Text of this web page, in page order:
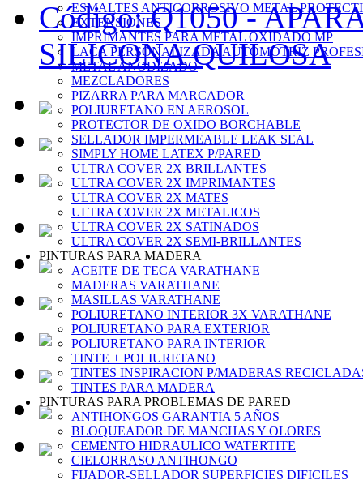
ESMALTES ANTICORROSIVO METAL
EXTENSIONES
IMPRIMANTES PARA METAL OXIDADO MP
LACA PERSONALIZADA AUTOMOTRIZ
METAL ANODIZADO
MEZCLADORES
PIZARRA PARA MARCADOR
POLIURETANO EN AEROSOL
PROTECTOR DE OXIDO BORCHABLE
SELLADOR IMPERMEABLE LEAK SEAL
SIMPLY HOME LATEX P/PARED
ULTRA COVER 2X BRILLANTES
ULTRA COVER 2X IMPRIMANTES
ULTRA COVER 2X MATES
ULTRA COVER 2X METALICOS
ULTRA COVER 2X SATINADOS
ULTRA COVER 2X SEMI-BRILLANTES
PINTURAS PARA MADERA
ACEITE DE TECA VARATHANE
MADERAS VARATHANE
MASILLAS VARATHANE
POLIURETANO INTERIOR 3X VARATHANE
POLIURETANO PARA EXTERIOR
POLIURETANO PARA INTERIOR
TINTE + POLIURETANO
TINTES INSPIRACION P/MADERAS
TINTES PARA MADERA
PINTURAS PARA PROBLEMAS DE PARED
ANTIHONGOS GARANTIA 5 AÑOS
BLOQUEADOR DE MANCHAS Y OLORES
CEMENTO HIDRAULICO WATERTITE
CIELORRASO ANTIHONGO
FIJADOR-SELLADOR SUPERFICIES DIFICILES
Código: Q1050 -
SILICONA QUILOSA